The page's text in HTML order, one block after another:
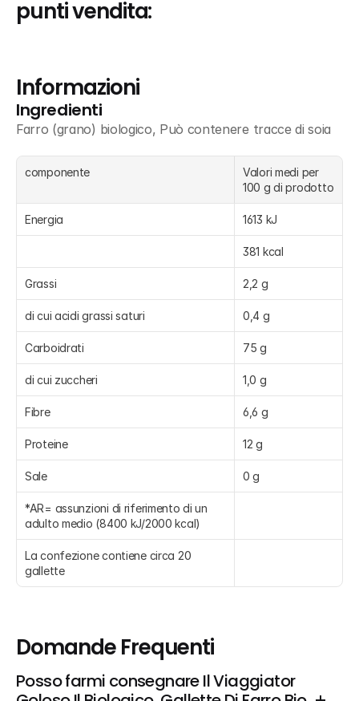
punti vendita:
Informazioni
Ingredienti
Farro (grano) biologico, Può contenere tracce di soia
componente
Valori medi per
100 g di prodotto
Energia 1613 kJ
381 kcal
Grassi 2,2 g
di cui acidi grassi saturi 0,4 g
Carboidrati 75 g
di cui zuccheri 1,0 g
Fibre 6,6 g
Proteine 12 g
Sale 0 g
*AR= assunzioni di riferimento di un
adulto medio (8400 kJ/2000 kcal)
La confezione contiene circa 20
gallette
Domande Frequenti
Posso farmi consegnare Il Viaggiator